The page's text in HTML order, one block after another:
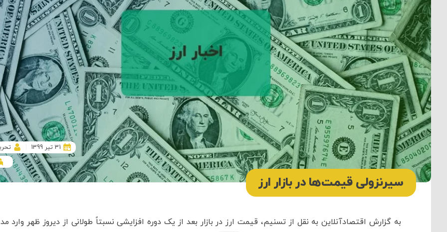
سیرنزولی قیمت‌ها در بازار ارز
31 تیر 1399
به گزارش اقتصادآنلاین به نقل از تسنیم، قیمت ارز در بازار بعد از یک دوره افزایشی نسبتاً طولانی از دیروز ظهر وارد